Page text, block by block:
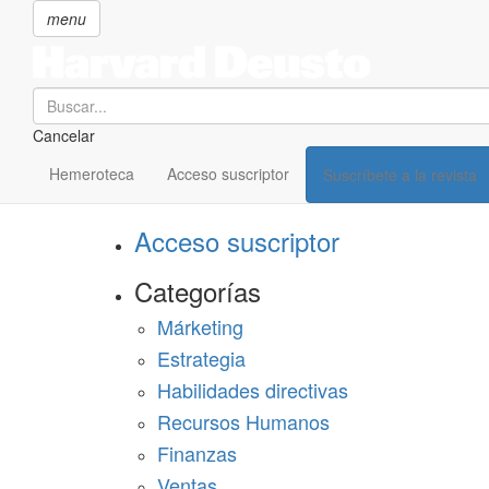
menu
Search
Cancelar
Hemeroteca Acceso suscriptor Suscríbete a la revista
SECCIONES
Suscríbete a Harvard Deusto
Acceso suscriptor
Categorías
Márketing
Estrategia
Habilidades directivas
Recursos Humanos
Finanzas